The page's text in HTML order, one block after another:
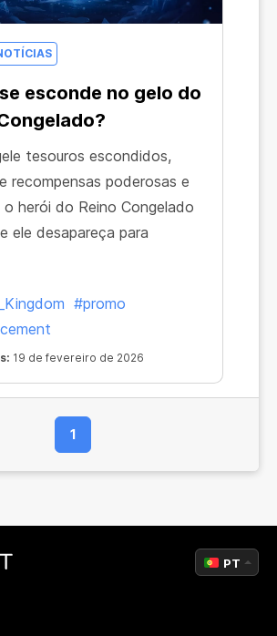
esconde no gelo do
tesouros escondidos,
recompensas poderosas e
herói do Reino Congelado
ele desapareça para
#promo
19 de fevereiro de 2026
1
PT